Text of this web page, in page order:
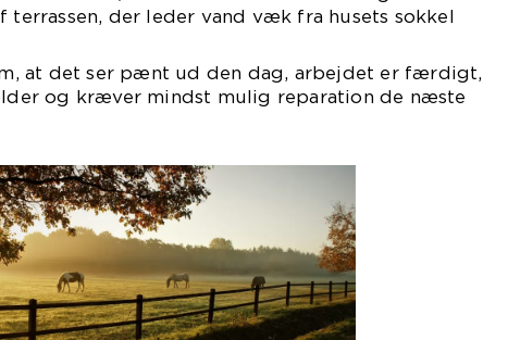
der leder vand væk fra husets sokkel
at det ser pænt ud den dag, arbejdet er færdigt,
og kræver mindst mulig reparation de næste